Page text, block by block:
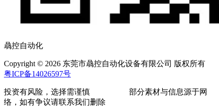
骉控自动化
Copyright © 2026 东莞市骉控自动化设备有限公司 版权所有
粤ICP备14026597号
投资有风险，选择需谨慎 部分素材与信息源于网
络，如有争议请联系我们删除